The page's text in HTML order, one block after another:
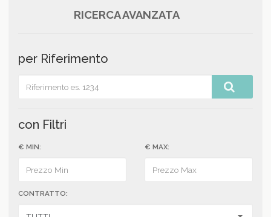
RICERCA AVANZATA
per Riferimento
con Filtri
€ MIN: € MAX:
CONTRATTO: